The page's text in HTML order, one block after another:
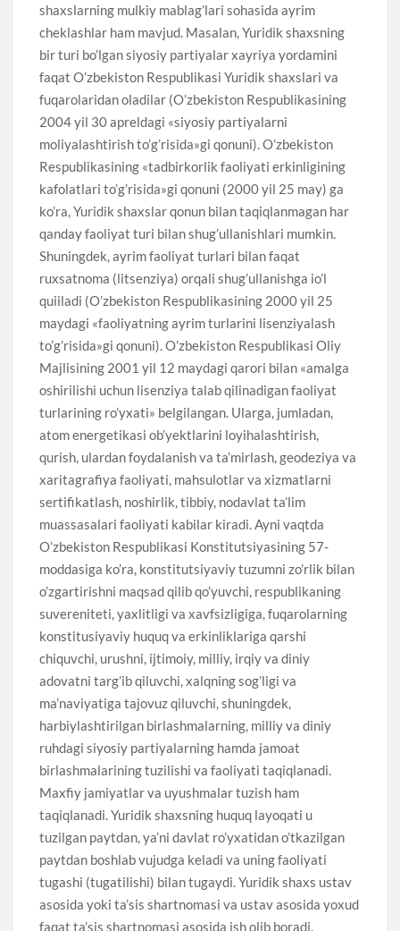
shaxslarning mulkiy mablag’lari sohasida ayrim
cheklashlar ham mavjud. Masalan, Yuridik shaxsning
bir turi bo’lgan siyosiy partiyalar xayriya yordamini
faqat O’zbekiston Respublikasi Yuridik shaxslari va
fuqarolaridan oladilar (O’zbekiston Respublikasining
2004 yil 30 apreldagi «siyosiy partiyalarni
moliyalashtirish to’g’risida»gi qonuni). O’zbekiston
Respublikasining «tadbirkorlik faoliyati erkinligining
kafolatlari to’g’risida»gi qonuni (2000 yil 25 may) ga
ko’ra, Yuridik shaxslar qonun bilan taqiqlanmagan har
qanday faoliyat turi bilan shug’ullanishlari mumkin.
Shuningdek, ayrim faoliyat turlari bilan faqat
ruxsatnoma (litsenziya) orqali shug’ullanishga io’l
quiiladi (O’zbekiston Respublikasining 2000 yil 25
maydagi «faoliyatning ayrim turlarini lisenziyalash
to’g’risida»gi qonuni). O’zbekiston Respublikasi Oliy
Majlisining 2001 yil 12 maydagi qarori bilan «amalga
oshirilishi uchun lisenziya talab qilinadigan faoliyat
turlarining ro’yxati» belgilangan. Ularga, jumladan,
atom energetikasi ob’yektlarini loyihalashtirish,
qurish, ulardan foydalanish va ta’mirlash, geodeziya va
xaritagrafiya faoliyati, mahsulotlar va xizmatlarni
sertifikatlash, noshirlik, tibbiy, nodavlat ta’lim
muassasalari faoliyati kabilar kiradi. Ayni vaqtda
O’zbekiston Respublikasi Konstitutsiyasining 57-
moddasiga ko’ra, konstitutsiyaviy tuzumni zo’rlik bilan
o’zgartirishni maqsad qilib qo’yuvchi, respublikaning
suvereniteti, yaxlitligi va xavfsizligiga, fuqarolarning
konstitusiyaviy huquq va erkinliklariga qarshi
chiquvchi, urushni, ijtimoiy, milliy, irqiy va diniy
adovatni targ’ib qiluvchi, xalqning sog’ligi va
ma’naviyatiga tajovuz qiluvchi, shuningdek,
harbiylashtirilgan birlashmalarning, milliy va diniy
ruhdagi siyosiy partiyalarning hamda jamoat
birlashmalarining tuzilishi va faoliyati taqiqlanadi.
Maxfiy jamiyatlar va uyushmalar tuzish ham
taqiqlanadi. Yuridik shaxsning huquq layoqati u
tuzilgan paytdan, ya’ni davlat ro’yxatidan o’tkazilgan
paytdan boshlab vujudga keladi va uning faoliyati
tugashi (tugatilishi) bilan tugaydi. Yuridik shaxs ustav
asosida yoki ta’sis shartnomasi va ustav asosida yoxud
faqat ta’sis shartnomasi asosida ish olib boradi.